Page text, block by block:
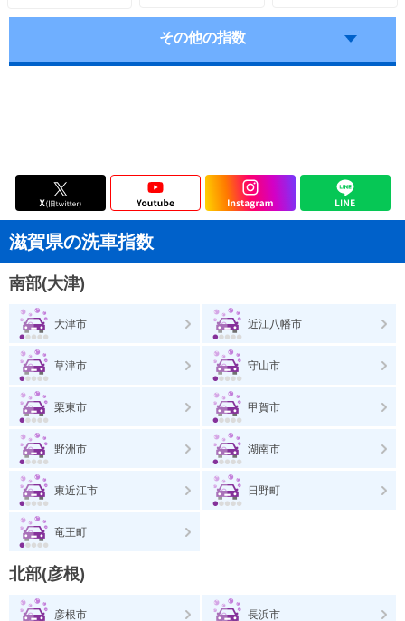
その他の指数
滋賀県の洗車指数
南部(大津)
大津市 近江八幡市
草津市 守山市
栗東市 甲賀市
野洲市 湖南市
東近江市 日野町
竜王町
北部(彦根)
彦根市 長浜市